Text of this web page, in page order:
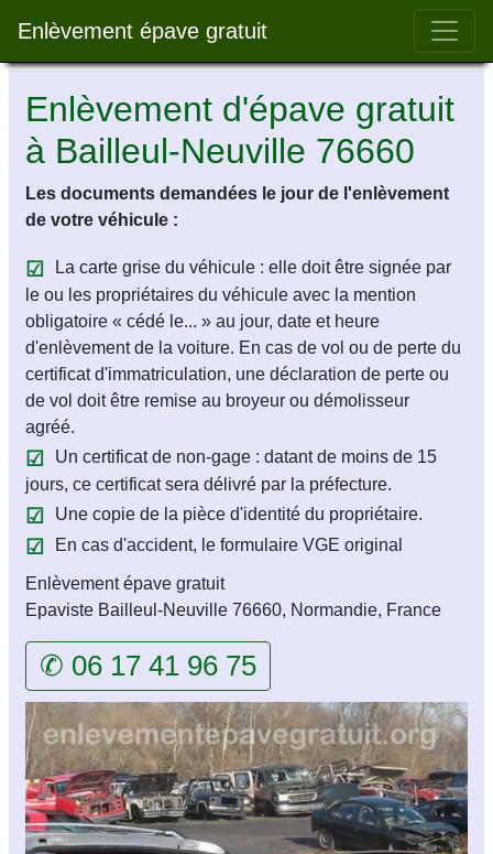
Enlèvement épave gratuit Bar
Enlèvement d'épave gratuit
à Bailleul-Neuville 76660
Les documents demandées le jour de l'enlèvement
de votre véhicule :
La carte grise du véhicule : elle doit être signée par
le ou les propriétaires du véhicule avec la mention
obligatoire « cédé le... » au jour, date et heure
d'enlèvement de la voiture. En cas de vol ou de perte du
certificat d'immatriculation, une déclaration de perte ou
de vol doit être remise au broyeur ou démolisseur
agréé.
Un certificat de non-gage : datant de moins de 15
jours, ce certificat sera délivré par la préfecture.
Une copie de la pièce d'identité du propriétaire.
En cas d'accident, le formulaire VGE original
Enlèvement épave gratuit
Epaviste Bailleul-Neuville 76660, Normandie, France
✆ 06 17 41 96 75